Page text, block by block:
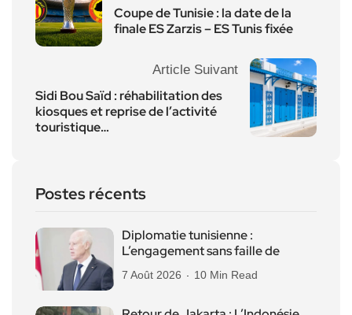
Coupe de Tunisie : la date de la
finale ES Zarzis – ES Tunis fixée
Article Suivant
Sidi Bou Saïd : réhabilitation des
kiosques et reprise de l’activité
touristique…
Postes récents
Diplomatie tunisienne :
L’engagement sans faille de
7 Août 2026 10 Min Read